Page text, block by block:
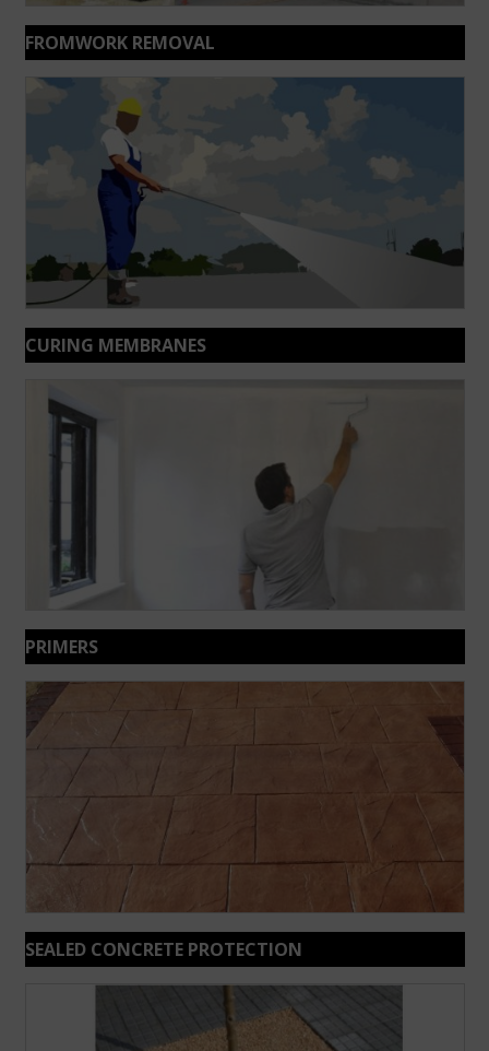
FROMWORK REMOVAL
CURING MEMBRANES
PRIMERS
SEALED CONCRETE PROTECTION